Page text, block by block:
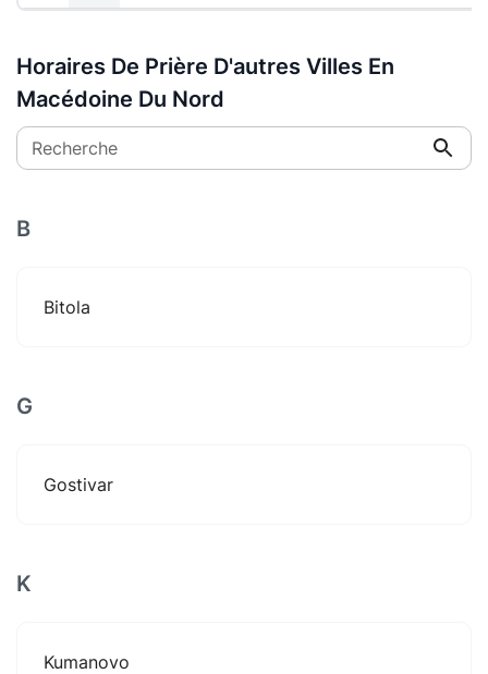
Horaires De Prière D'autres Villes En
Macédoine Du Nord
Recherche
B
Bitola
G
Gostivar
K
Kumanovo